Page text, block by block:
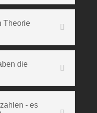
Theorie
die
- es